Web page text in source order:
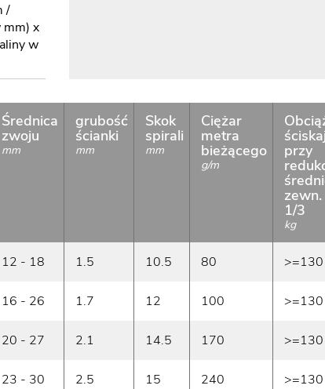
/
mm) x
w
Średnica
zwoju
mm
grubość
ścianki
mm
Skok
spirali
mm
Ciężar
metra
bieżącego
g/m
przy
1/3
kg
12 - 18 1.5 10.5 80 >=130
16 - 26 1.7 12 100 >=130
20 - 27 2.1 14.5 170 >=130
23 - 30 2.5 15 240 >=130